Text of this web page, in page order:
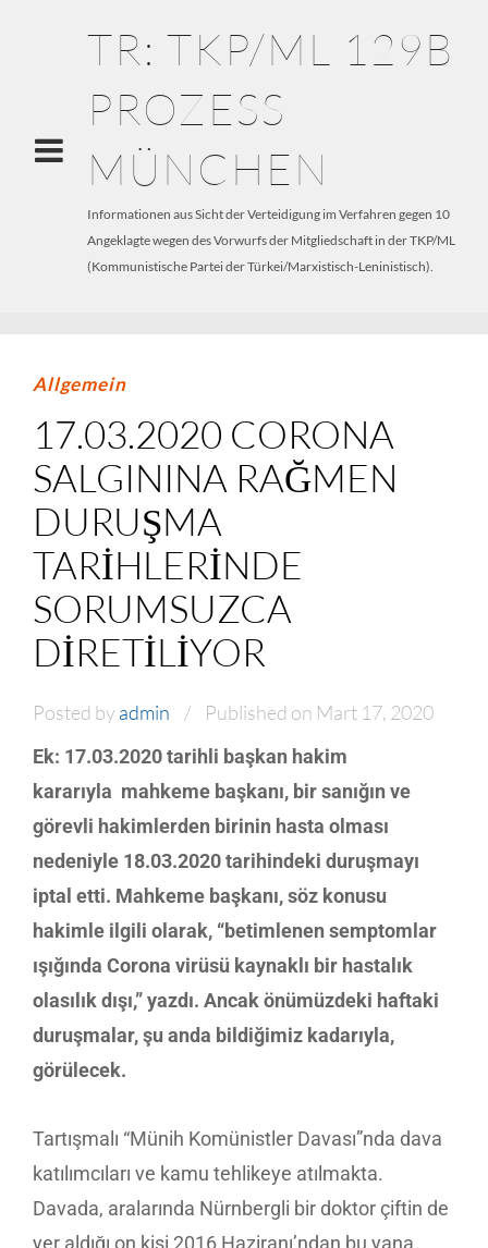
TR: TKP/ML 129B
PROZESS
MÜNCHEN
Informationen aus Sicht der Verteidigung im Verfahren gegen 10
Angeklagte wegen des Vorwurfs der Mitgliedschaft in der TKP/ML
(Kommunistische Partei der Türkei/Marxistisch-Leninistisch).
Allgemein
17.03.2020 CORONA
SALGININA RAĞMEN
DURUŞMA
TARIHLERINDE
SORUMSUZCA
DIRETILIYOR
Posted byadmin Published on Mart 17, 2020
Ek: 17.03.2020 tarihli başkan hakim
kararıyla mahkeme başkanı, bir sanığın ve
görevli hakimlerden birinin hasta olması
nedeniyle 18.03.2020 tarihindeki duruşmayı
iptal etti. Mahkeme başkanı, söz konusu
hakimle ilgili olarak, “betimlenen semptomlar
ışığında Corona virüsü kaynaklı bir hastalık
olasılık dışı,” yazdı. Ancak önümüzdeki haftaki
duruşmalar, şu anda bildiğimiz kadarıyla,
görülecek.
Tartışmalı “Münih Komünistler Davası”nda dava
katılımcıları ve kamu tehlikeye atılmakta.
Davada, aralarında Nürnbergli bir doktor çiftin de
yer aldığı on kişi 2016 Haziranı’ndan bu yana,